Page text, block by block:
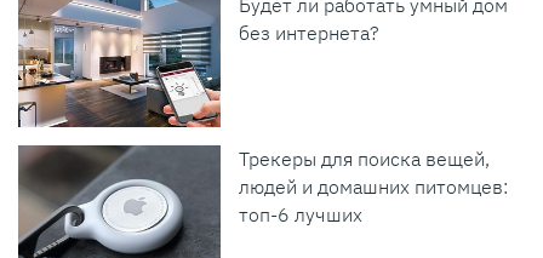
Будет ли работать умный дом
без интернета?
Трекеры для поиска вещей,
людей и домашних питомцев:
топ-6 лучших